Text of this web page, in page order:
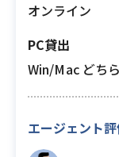
オンライン
PC貸出
Win/Mac どち
エージェント